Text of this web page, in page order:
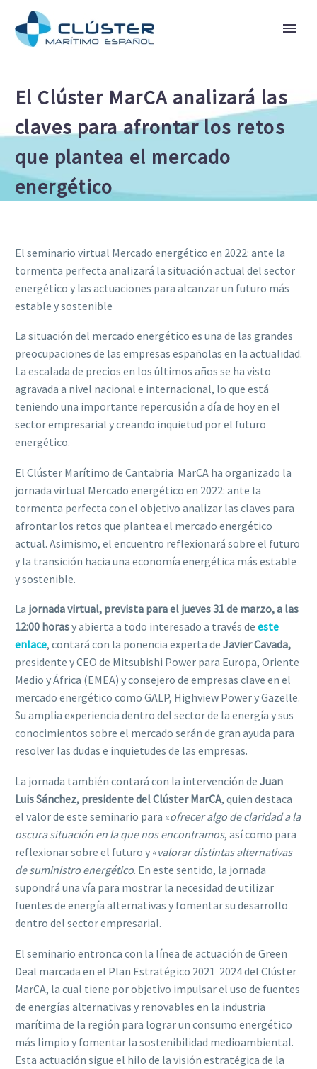
El Clúster MarCA analizará las
claves para afrontar los retos
que plantea el mercado
energético
El seminario virtual Mercado energético en 2022: ante la
tormenta perfecta analizará la situación actual del sector
energético y las actuaciones para alcanzar un futuro más
estable y sostenible
La situación del mercado energético es una de las grandes
preocupaciones de las empresas españolas en la actualidad.
La escalada de precios en los últimos años se ha visto
agravada a nivel nacional e internacional, lo que está
teniendo una importante repercusión a día de hoy en el
sector empresarial y creando inquietud por el futuro
energético.
El Clúster Marítimo de Cantabria  MarCA ha organizado la
jornada virtual Mercado energético en 2022: ante la
tormenta perfecta con el objetivo analizar las claves para
afrontar los retos que plantea el mercado energético
actual. Asimismo, el encuentro reflexionará sobre el futuro
y la transición hacia una economía energética más estable
y sostenible.
La jornada virtual, prevista para el jueves 31 de marzo, a las
12:00 horasy abierta a todo interesado a través de este
enlace, contará con la ponencia experta de Javier Cavada,
presidente y CEO de Mitsubishi Power para Europa, Oriente
Medio y África (EMEA) y consejero de empresas clave en el
mercado energético como GALP, Highview Power y Gazelle.
Su amplia experiencia dentro del sector de la energía y sus
conocimientos sobre el mercado serán de gran ayuda para
resolver las dudas e inquietudes de las empresas.
La jornada también contará con la intervención de Juan
Luis Sánchez, presidente del Clúster MarCA, quien destaca
el valor de este seminario para «ofrecer algo de claridad a la
oscura situación en la que nos encontramos, así como para
reflexionar sobre el futuro y «valorar distintas alternativas
de suministro energético. En este sentido, la jornada
supondrá una vía para mostrar la necesidad de utilizar
fuentes de energía alternativas y fomentar su desarrollo
dentro del sector empresarial.
El seminario entronca con la línea de actuación de Green
Deal marcada en el Plan Estratégico 2021  2024 del Clúster
MarCA, la cual tiene por objetivo impulsar el uso de fuentes
de energías alternativas y renovables en la industria
marítima de la región para lograr un consumo energético
más limpio y fomentar la sostenibilidad medioambiental.
Esta actuación sigue el hilo de la visión estratégica de la